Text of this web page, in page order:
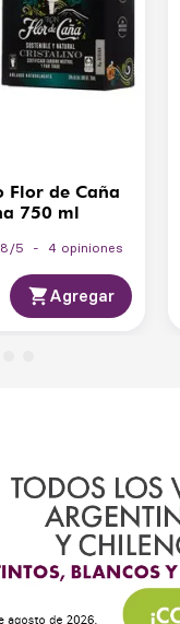
Flor de Caña
750 ml
/5 - 4 opiniones
Agregar